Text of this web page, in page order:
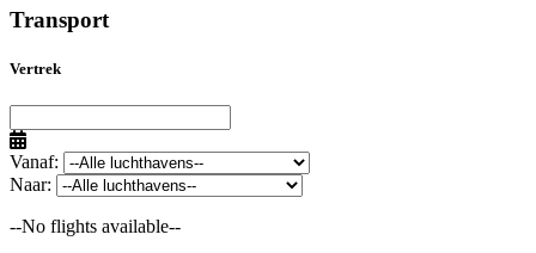
Transport
Vertrek
Vanaf:
Naar:
--No flights available--